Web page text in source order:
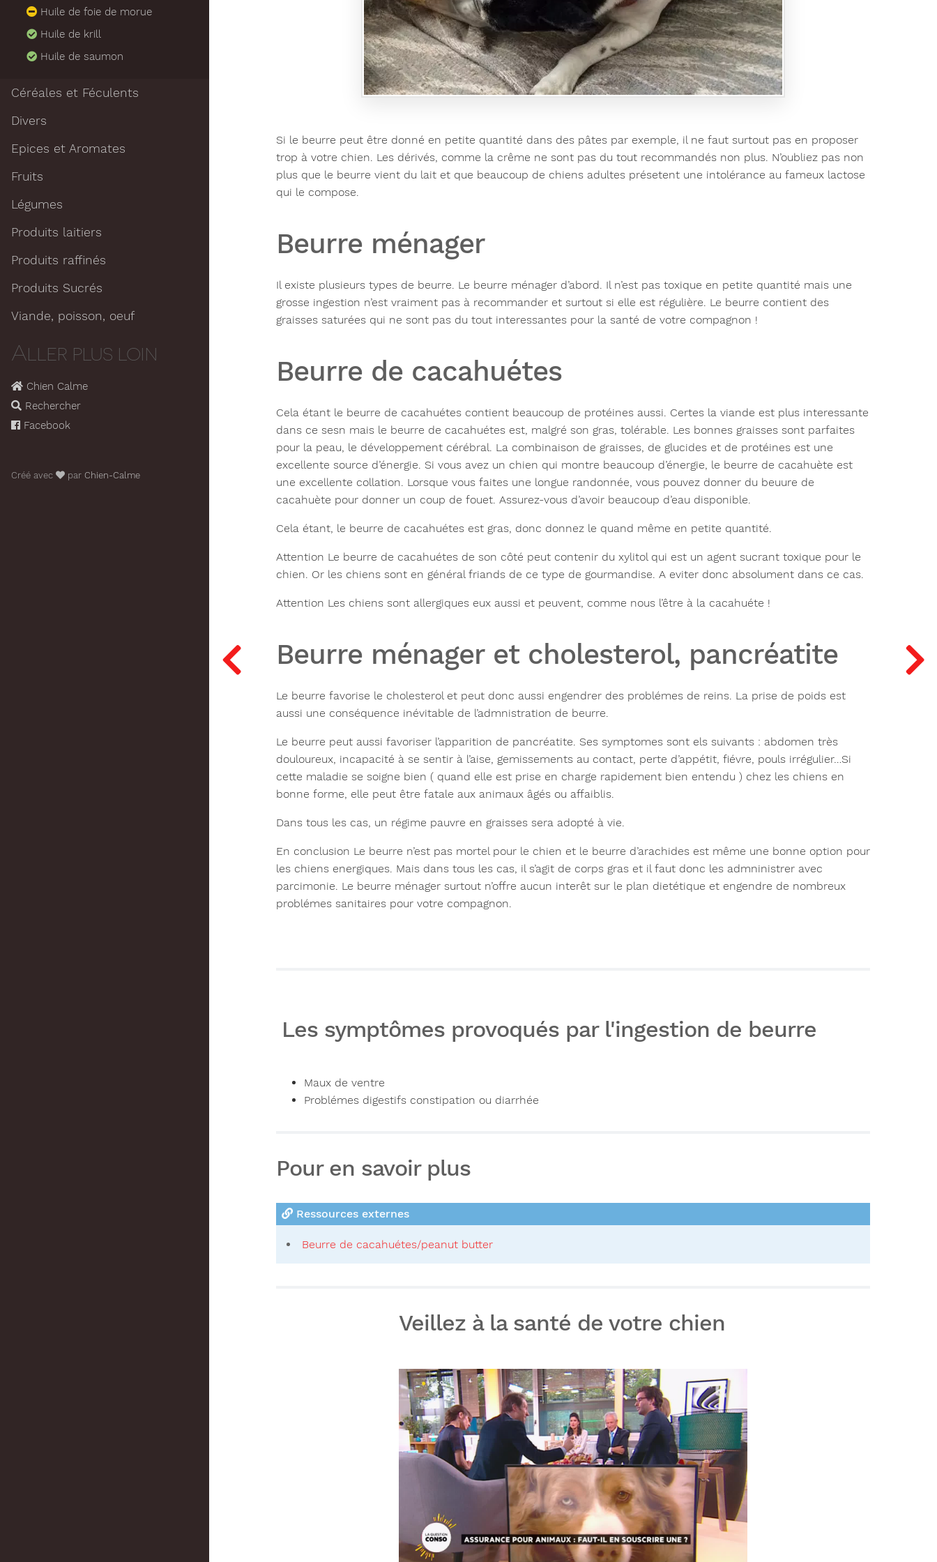
Huile de foie de morue
Huile de krill
Huile de saumon
Céréales et Féculents
Divers
Epices et Aromates
Fruits
Légumes
Produits laitiers
Produits raffinés
Produits Sucrés
Viande, poisson, oeuf
Aller plus loin
Chien Calme
Rechercher
Facebook
Créé avec par Chien-Calme
Si le beurre peut être donné en petite quantité dans des pâtes par exemple, il ne faut surtout pas en proposer
trop à votre chien. Les dérivés, comme la crême ne sont pas du tout recommandés non plus. N’oubliez pas non
plus que le beurre vient du lait et que beaucoup de chiens adultes présetent une intolérance au fameux lactose
qui le compose.
Beurre ménager
Il existe plusieurs types de beurre. Le beurre ménager d’abord. Il n’est pas toxique en petite quantité mais une
grosse ingestion n’est vraiment pas à recommander et surtout si elle est régulière. Le beurre contient des
graisses saturées qui ne sont pas du tout interessantes pour la santé de votre compagnon !
Beurre de cacahuétes
Cela étant le beurre de cacahuétes contient beaucoup de protéines aussi. Certes la viande est plus interessante
dans ce sesn mais le beurre de cacahuétes est, malgré son gras, tolérable. Les bonnes graisses sont parfaites
pour la peau, le développement cérébral. La combinaison de graisses, de glucides et de protéines est une
excellente source d’énergie. Si vous avez un chien qui montre beaucoup d’énergie, le beurre de cacahuète est
une excellente collation. Lorsque vous faites une longue randonnée, vous pouvez donner du beuure de
cacahuète pour donner un coup de fouet. Assurez-vous d’avoir beaucoup d’eau disponible.
Cela étant, le beurre de cacahuétes est gras, donc donnez le quand même en petite quantité.
Attention Le beurre de cacahuétes de son côté peut contenir du xylitol qui est un agent sucrant toxique pour le
chien. Or les chiens sont en général friands de ce type de gourmandise. A eviter donc absolument dans ce cas.
Attention Les chiens sont allergiques eux aussi et peuvent, comme nous l’être à la cacahuéte !
Beurre ménager et cholesterol, pancréatite
Le beurre favorise le cholesterol et peut donc aussi engendrer des problémes de reins . La prise de poids est
aussi une conséquence inévitable de l’admnistration de beurre.
Le beurre peut aussi favoriser l’apparition de pancréatite . Ses symptomes sont els suivants : abdomen très
douloureux, incapacité à se sentir à l’aise, gemissements au contact, perte d’appétit, fiévre, pouls irrégulier…Si
cette maladie se soigne bien ( quand elle est prise en charge rapidement bien entendu ) chez les chiens en
bonne forme, elle peut être fatale aux animaux âgés ou affaiblis.
Dans tous les cas, un régime pauvre en graisses sera adopté à vie.
En conclusion Le beurre n’est pas mortel pour le chien et le beurre d’arachides est même une bonne option pour
les chiens energiques. Mais dans tous les cas, il s’agit de corps gras et il faut donc les admninistrer avec
parcimonie. Le beurre ménager surtout n’offre aucun interêt sur le plan dietétique et engendre de nombreux
problémes sanitaires pour votre compagnon.
Les symptômes provoqués par l'ingestion de beurre
Maux de ventre
Problémes digestifs constipation ou diarrhée
Pour en savoir plus
Ressources externes
Beurre de cacahuétes/peanut butter
Veillez à la santé de votre chien